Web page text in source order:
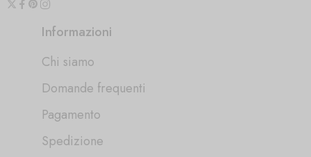
Informazioni
Chi siamo
Domande frequenti
Pagamento
Spedizione